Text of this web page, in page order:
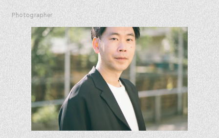
Photographer